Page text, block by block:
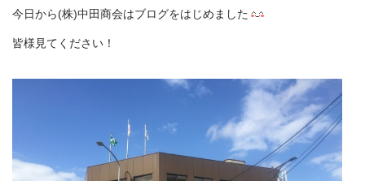
今日から(株)中田商会はブログをはじめました
皆様見てください！